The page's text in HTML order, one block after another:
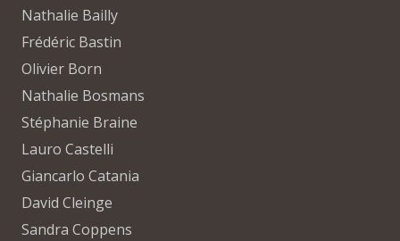
Nathalie Bailly
Frédéric Bastin
Olivier Born
Nathalie Bosmans
Stéphanie Braine
Lauro Castelli
Giancarlo Catania
David Cleinge
Sandra Coppens